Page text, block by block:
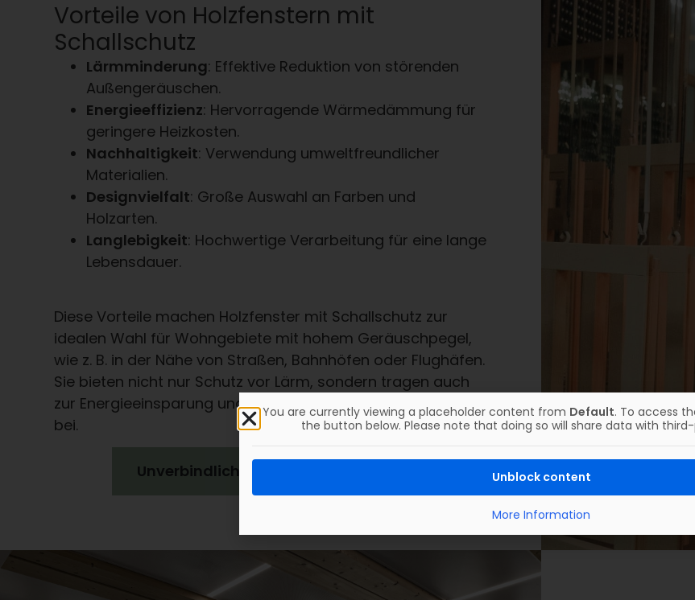
Vorteile von Holzfenstern mit
Schallschutz
Lärmminderung: Effektive Reduktion von störenden
Außengeräuschen.
Energieeffizienz: Hervorragende Wärmedämmung für
geringere Heizkosten.
Nachhaltigkeit: Verwendung umweltfreundlicher
Materialien.
Designvielfalt: Große Auswahl an Farben und
Holzarten.
Langlebigkeit: Hochwertige Verarbeitung für eine lange
Lebensdauer.
Diese Vorteile machen Holzfenster mit Schallschutz zur
idealen Wahl für Wohngebiete mit hohem Geräuschpegel,
wie z. B. in der Nähe von Straßen, Bahnhöfen oder Flughäfen.
Sie bieten nicht nur Schutz vor Lärm, sondern tragen auch
zur Energieeinsparung und zur Wertsteigerung Ihres Hauses
bei.
Unverbindliches Angebot anfordern
You are currently viewing a placeholder content from Default. To access
the button below. Please note that doing so will share data with
Unblock content
More Information